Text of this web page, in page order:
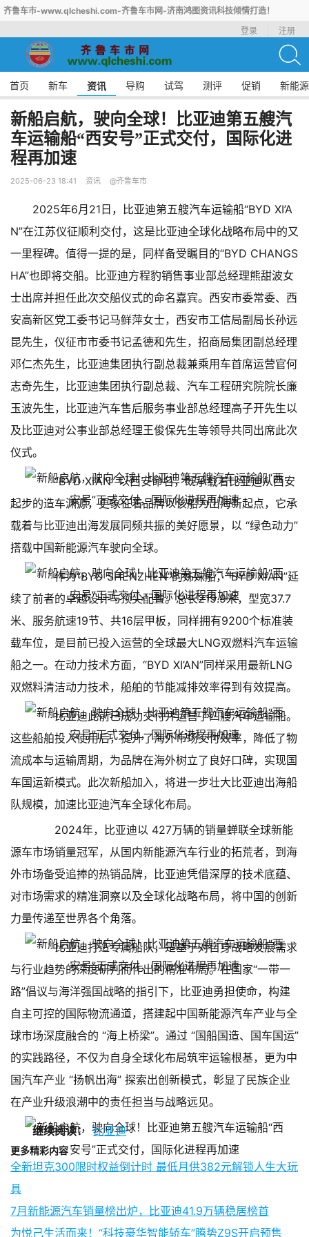
齐鲁车市-www.qlcheshi.com-齐鲁车市网-济南鸿图资讯科技倾情打造！
登录
注册
首页 新车 资讯 导购 试驾 测评 促销 新能源
新船启航，驶向全球！比亚迪第五艘汽
车运输船“西安号”正式交付，国际化进
程再加速
2025-06-23 18:41 资讯 @齐鲁车市
2025年6月21日，比亚迪第五艘汽车运输船“BYD XI’A
N”在江苏仪征顺利交付，这是比亚迪全球化战略布局中的又
一里程碑。值得一提的是，同样备受瞩目的“BYD CHANGS
HA”也即将交船。比亚迪方程豹销售事业部总经理熊甜波女
士出席并担任此次交船仪式的命名嘉宾。西安市委常委、西
安高新区党工委书记马鲜萍女士，西安市工信局副局长孙远
昆先生，仪征市市委书记孟德和先生，招商局集团副总经理
邓仁杰先生，比亚迪集团执行副总裁兼乘用车首席运营官何
志奇先生，比亚迪集团执行副总裁、汽车工程研究院院长廉
玉波先生，比亚迪汽车售后服务事业部总经理高子开先生以
及比亚迪对公事业部总经理王俊保先生等领导共同出席此次
仪式。
“BYD XI’AN” 以西安命名，既承载着比亚迪从西安
起步的造车渊源，更象征着品牌以该船为出海新起点，它承
载着与比亚迪出海发展同频共振的美好愿景，以 “绿色动力”
搭载中国新能源汽车驶向全球。
作为“BYD SHENZHEN”的姊妹船，“BYD XI’AN”延
续了前者的卓越设计与顶尖配置。总长219.9米，型宽37.7
米、服务航速19节、共16层甲板，同样拥有9200个标准装
载车位，是目前已投入运营的全球最大LNG双燃料汽车运输
船之一。在动力技术方面，“BYD XI’AN”同样采用最新LNG
双燃料清洁动力技术，船舶的节能减排效率得到有效提高。
比亚迪此前已成功交付并运营了四艘汽车运输船。
这些船舶投入使用后，提升了海外市场交付效率，降低了物
流成本与运输周期，为品牌在海外树立了良好口碑，实现国
车国运新模式。此次新船加入，将进一步壮大比亚迪出海船
队规模，加速比亚迪汽车全球化布局。
2024年，比亚迪以 427万辆的销量蝉联全球新能
源车市场销量冠军，从国内新能源汽车行业的拓荒者，到海
外市场备受追捧的热销品牌，比亚迪凭借深厚的技术底蕴、
对市场需求的精准洞察以及全球化战略布局，将中国的创新
力量传递至世界各个角落。
比亚迪打造专属船队，是基于对自身战略发展需求
与行业趋势的深度研判而作出的精准布局。在国家“一带一
路”倡议与海洋强国战略的指引下，比亚迪勇担使命，构建
自主可控的国际物流通道，搭建起中国新能源汽车产业与全
球市场深度融合的 “海上桥梁”。通过 “国船国造、国车国运”
的实践路径，不仅为自身全球化布局筑牢运输根基，更为中
国汽车产业 “扬帆出海” 探索出创新模式，彰显了民族企业
在产业升级浪潮中的责任担当与战略远见。
继续阅读： 比亚迪
更多精彩内容
全新坦克300限时权益倒计时 最低月供382元解锁人生大玩
具
7月新能源汽车销量榜出炉，比亚迪41.9万辆稳居榜首
为悦己生活而来！“科技豪华智能轿车”腾势Z9S开启预售